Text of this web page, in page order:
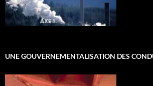
UNE GOUVERNEMENTALISATION DES